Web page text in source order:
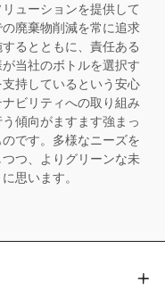
ューションを提供して
廃棄物削減を常に追求
るとともに、責任ある
当社のボトルを選択す
持しているという安心
ビリティへの取り組み
傾向がますます強まっ
です。多様なニーズを
つ、よりグリーンな未
思います。